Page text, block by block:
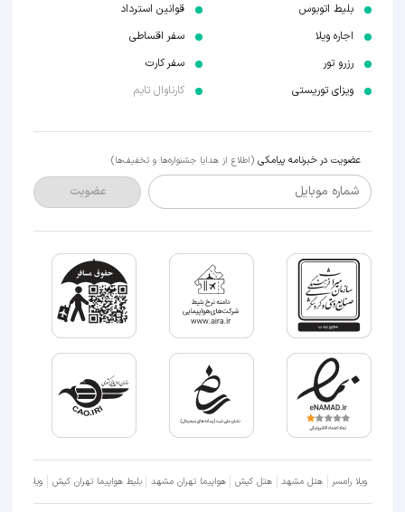
بلیط اتوبوس
اجاره ویلا
رزرو تور
ویزای توریستی
قوانین استرداد
سفر اقساطی
سفر کارت
کارناوال تایم
عضویت در خبرنامه پیامکی (اطلاع از هدایا جشنواره‌ها و تخفیف‌ها)
شماره موبایل عضویت
ویلا رامسر هتل مشهد هتل کیش هواپیما تهران مشهد بلیط هواپیما تهران کیش ویلا شمال